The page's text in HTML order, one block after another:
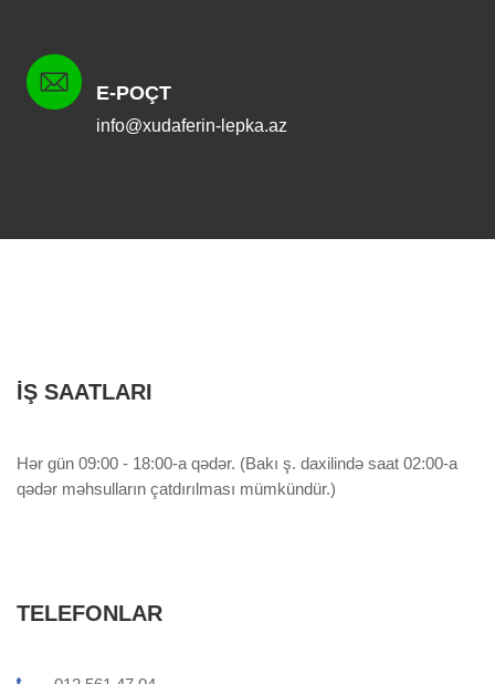
E-POÇT
info@xudaferin-lepka.az
İŞ SAATLARI
Hər gün 09:00 - 18:00-a qədər. (Bakı ş. daxilində saat 02:00-a
qədər məhsulların çatdırılması mümkündür.)
TELEFONLAR